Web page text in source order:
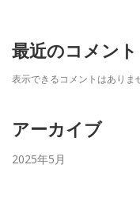
最近のコメント
表示できるコメントはありま
アーカイブ
2025年5月